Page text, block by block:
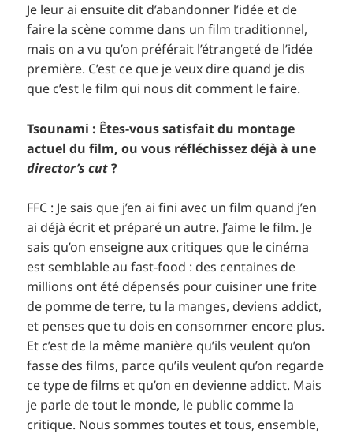
Je leur ai ensuite dit d’abandonner l’idée et de
faire la scène comme dans un film traditionnel,
mais on a vu qu’on préférait l’étrangeté de l’idée
première. C’est ce que je veux dire quand je dis
que c’est le film qui nous dit comment le faire.
Tsounami : Êtes-vous satisfait du montage
actuel du film, ou vous réfléchissez déjà à une
director’s cut?
FFC : Je sais que j’en ai fini avec un film quand j’en
ai déjà écrit et préparé un autre. J’aime le film. Je
sais qu’on enseigne aux critiques que le cinéma
est semblable au fast-food : des centaines de
millions ont été dépensés pour cuisiner une frite
de pomme de terre, tu la manges, deviens addict,
et penses que tu dois en consommer encore plus.
Et c’est de la même manière qu’ils veulent qu’on
fasse des films, parce qu’ils veulent qu’on regarde
ce type de films et qu’on en devienne addict. Mais
je parle de tout le monde, le public comme la
critique. Nous sommes toutes et tous, ensemble,